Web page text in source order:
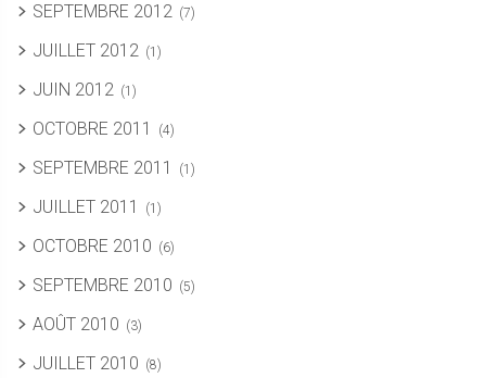
SEPTEMBRE 2012 (7)
JUILLET 2012 (1)
JUIN 2012 (1)
OCTOBRE 2011 (4)
SEPTEMBRE 2011 (1)
JUILLET 2011 (1)
OCTOBRE 2010 (6)
SEPTEMBRE 2010 (5)
AOÛT 2010 (3)
JUILLET 2010 (8)